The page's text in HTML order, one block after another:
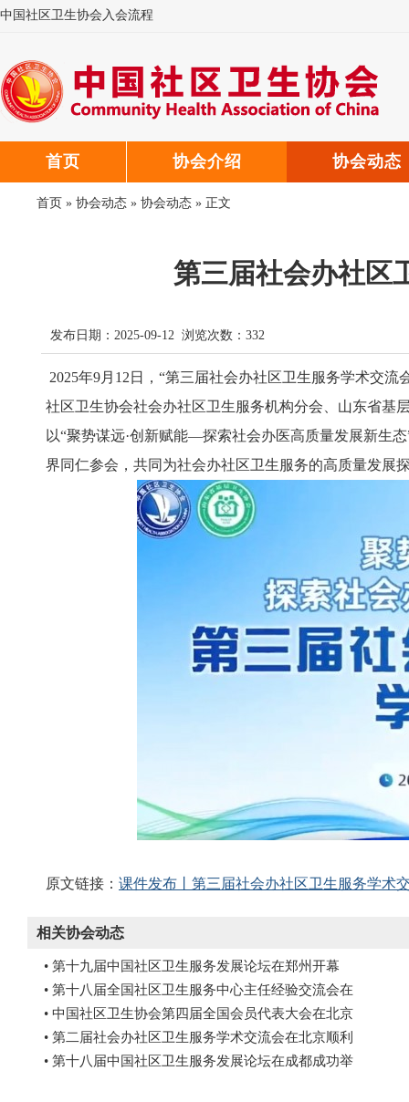
中国社区卫生协会入会流程
首页 协会介绍 协会动态
首页 » 协会动态 » 协会动态 » 正文
第三届社会办社区
发布日期：2025-09-12 浏览次数： 332
2025年9月12日，“第三届社会办社区卫生服务学术交
社区卫生协会社会办社区卫生服务机构分会、山东省基
以“聚势谋远·创新赋能—探索社会办医高质量发展新生
界同仁参会，共同为社会办社区卫生服务的高质量发展
原文链接： 课件发布丨第三届社会办社区卫生服务学术
相关协会动态
• 第十九届中国社区卫生服务发展论坛在郑州开幕
• 第十八届全国社区卫生服务中心主任经验交流会在
• 中国社区卫生协会第四届全国会员代表大会在北京
• 第二届社会办社区卫生服务学术交流会在北京顺利
• 第十八届中国社区卫生服务发展论坛在成都成功举